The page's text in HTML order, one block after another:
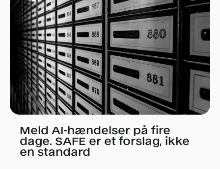
Meld AI-hændelser på fire
dage. SAFE er et forslag, ikke
en standard